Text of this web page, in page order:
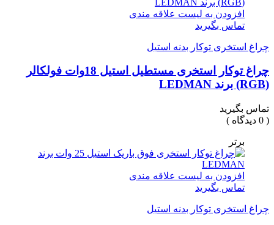
افزودن به لیست علاقه مندی
تماس بگیرید
چراغ استخری توکار بدنه استیل
چراغ توکار استخری مستطیل استیل 18وات فولکالر
(RGB) برند LEDMAN
تماس بگیرید
( 0 دیدگاه )
برتر
افزودن به لیست علاقه مندی
تماس بگیرید
چراغ استخری توکار بدنه استیل